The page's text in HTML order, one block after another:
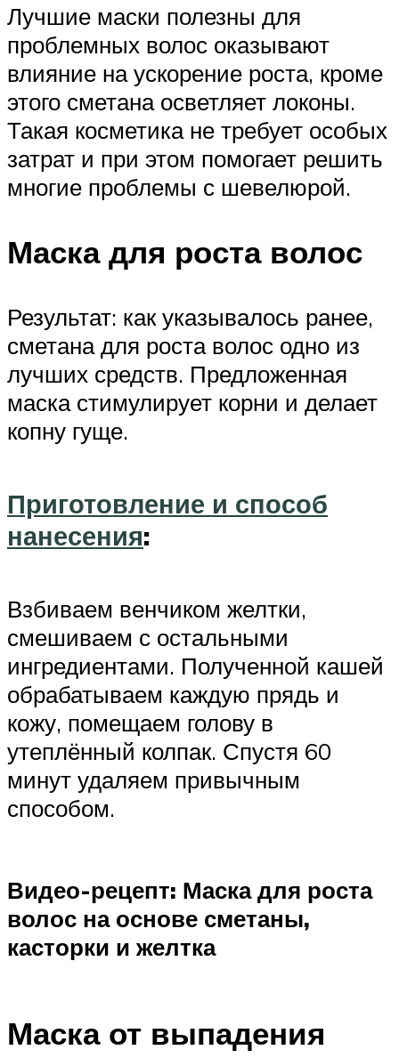
Лучшие маски полезны для
проблемных волос оказывают
влияние на ускорение роста, кроме
этого сметана осветляет локоны.
Такая косметика не требует особых
затрат и при этом помогает решить
многие проблемы с шевелюрой.
Маска для роста волос
Результат: как указывалось ранее,
сметана для роста волос одно из
лучших средств. Предложенная
маска стимулирует корни и делает
копну гуще.
Приготовление и способ
нанесения:
Взбиваем венчиком желтки,
смешиваем с остальными
ингредиентами. Полученной кашей
обрабатываем каждую прядь и
кожу, помещаем голову в
утеплённый колпак. Спустя 60
минут удаляем привычным
способом.
Видео-рецепт: Маска для роста
волос на основе сметаны,
касторки и желтка
Маска от выпадения